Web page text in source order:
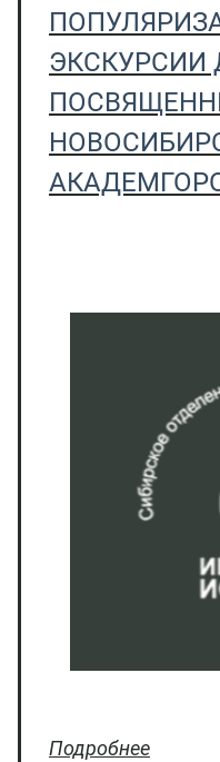
ЭКСКУРСИИ
Подробнее